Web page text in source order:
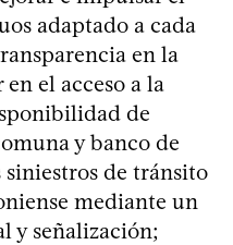
adaptado a cada
en la
el acceso a la
de
y banco de
de tránsito
mediante un
y señalización;